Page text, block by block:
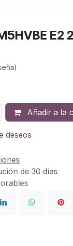
E2
Añadir a la
deseos
de 30 días